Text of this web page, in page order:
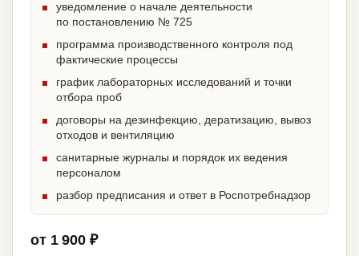
уведомление о начале деятельности
по постановлению № 725
программа производственного контроля под
фактические процессы
график лабораторных исследований и точки
отбора проб
договоры на дезинфекцию, дератизацию, вывоз
отходов и вентиляцию
санитарные журналы и порядок их ведения
персоналом
разбор предписания и ответ в Роспотребнадзор
от 1 900 ₽